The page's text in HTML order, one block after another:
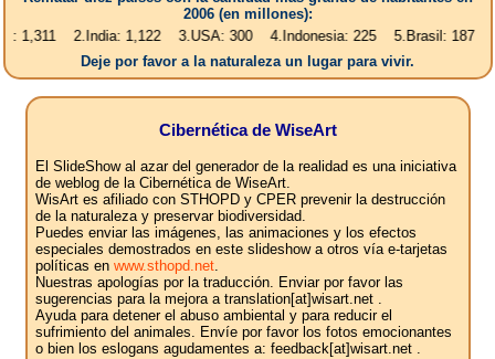
2006 (en millones):
2.India: 1,122 3.USA: 300 4.Indonesia: 225 5.Brasil: 187
Deje por favor a la naturaleza un lugar para vivir.
Cibernética de WiseArt
El SlideShow al azar del generador de la realidad es una iniciativa
de weblog de la Cibernética de WiseArt.
WisArt es afiliado con STHOPD y CPER prevenir la destrucción
de la naturaleza y preservar biodiversidad.
Puedes enviar las imágenes, las animaciones y los efectos
especiales demostrados en este slideshow a otros vía e-tarjetas
políticas en www.sthopd.net.
Nuestras apologías por la traducción. Enviar por favor las
sugerencias para la mejora a translation[at]wisart.net .
Ayuda para detener el abuso ambiental y para reducir el
sufrimiento del animales. Envíe por favor los fotos emocionantes
o bien los eslogans agudamentes a: feedback[at]wisart.net .